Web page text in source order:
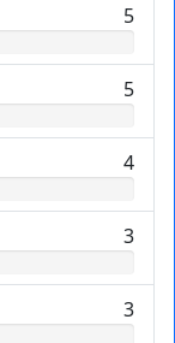
5
5
4
3
3